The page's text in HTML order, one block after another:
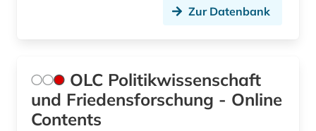
Zur Datenbank
OLC Politikwissenschaft
und Friedensforschung - Online
Contents